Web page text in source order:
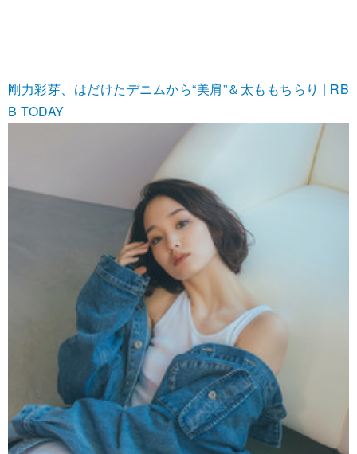
剛力彩芽、はだけたデニムから“美肩”＆太ももちらり | RB
B TODAY